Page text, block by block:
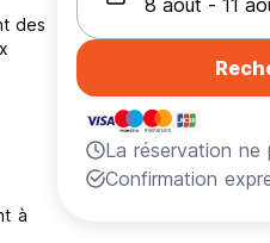
des
à
La réservation ne
Confirmation